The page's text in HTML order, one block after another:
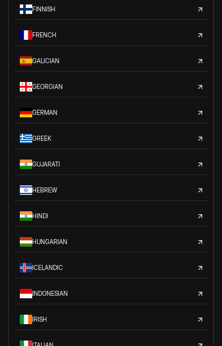
FINNISH
FRENCH
GALICIAN
GEORGIAN
GERMAN
GREEK
GUJARATI
HEBREW
HINDI
HUNGARIAN
ICELANDIC
INDONESIAN
IRISH